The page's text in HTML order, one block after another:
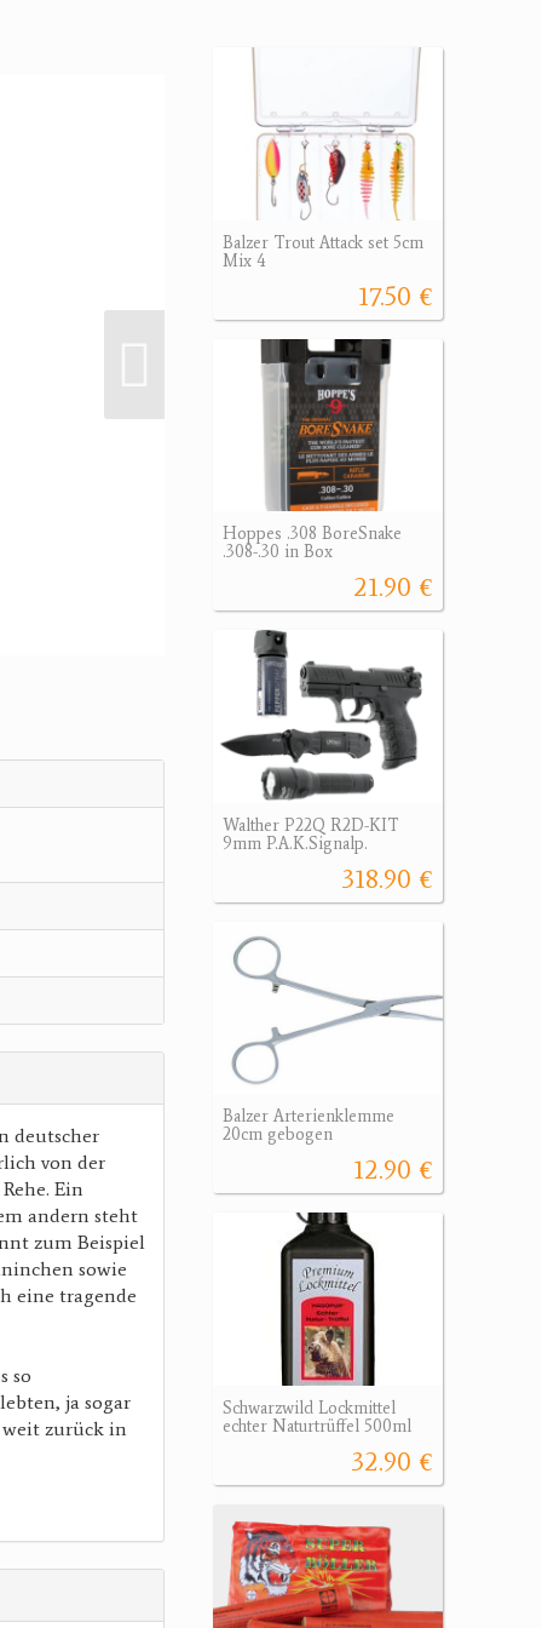
deutscher
von der
Ein
andern steht
zum Beispiel
sowie
eine tragende
so
ja sogar
zurück in
Balzer Trout Attack set 5cm
Mix 4
17.50 €
Hoppes .308 BoreSnake
.308-.30 in Box
21.90 €
Walther P22Q R2D-KIT
9mm P.A.K.Signalp.
318.90 €
Balzer Arterienklemme
20cm gebogen
12.90 €
Schwarzwild Lockmittel
echter Naturtrüffel 500ml
32.90 €